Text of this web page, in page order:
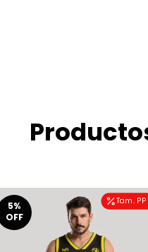
Tam. PP
5%
OFF